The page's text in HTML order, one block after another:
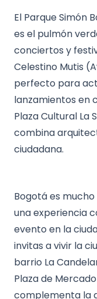
El Parque Simón
es el pulmón
conciertos y
Celestino Mutis
perfecto para
lanzamientos en
Plaza Cultural
combina
ciudadana.
Bogotá es
una experiencia
evento en la
invitas a vivir la
barrio La
Plaza de
complementa la